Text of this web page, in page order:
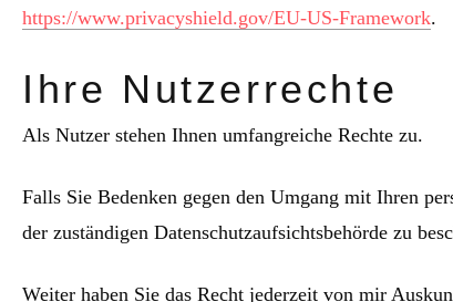
https://www.privacyshield.gov/EU-US-Framework.
Ihre Nutzerrechte
Als Nutzer stehen Ihnen umfangreiche Rechte zu.
Falls Sie Bedenken gegen den Umgang mit Ihren
der zuständigen Datenschutzaufsichtsbehörde zu
Weiter haben Sie das Recht jederzeit von mir